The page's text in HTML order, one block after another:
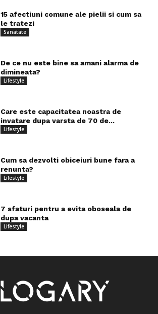
15 afectiuni comune ale pielii si cum sa
le tratezi
Sanatate
De ce nu este bine sa amani alarma de
dimineata?
Lifestyle
Care este capacitatea noastra de
invatare dupa varsta de 70 de...
Lifestyle
Cum sa dezvolti obiceiuri bune fara a
renunta?
Lifestyle
7 sfaturi pentru a evita oboseala de
dupa vacanta
Lifestyle